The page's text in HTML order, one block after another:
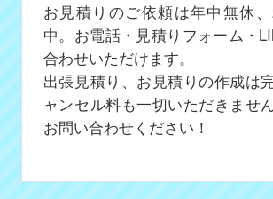
お見積りのご依頼は年中無休
中。お電話・見積りフォーム・
合わせいただけます。
出張見積り、お見積りの作成は
ャンセル料も一切いただきませ
お問い合わせください！